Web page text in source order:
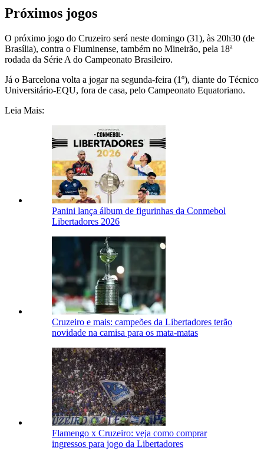
Próximos jogos
O próximo jogo do Cruzeiro será neste domingo (31), às 20h30 (de
Brasília), contra o Fluminense, também no Mineirão, pela 18ª
rodada da Série A do Campeonato Brasileiro.
Já o Barcelona volta a jogar na segunda-feira (1º), diante do Técnico
Universitário-EQU, fora de casa, pelo Campeonato Equatoriano.
Leia Mais:
Panini lança álbum de figurinhas da Conmebol
Libertadores 2026
Cruzeiro e mais: campeões da Libertadores terão
novidade na camisa para os mata-matas
Flamengo x Cruzeiro: veja como comprar
ingressos para jogo da Libertadores